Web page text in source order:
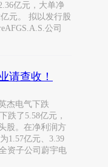
亿元，大单净
元。 拟以发行股
公司
请查收！
杰电气下跌
跌了5.58亿元，
股。在净利润方
1.57亿元、3.39
资子公司蔚宇电